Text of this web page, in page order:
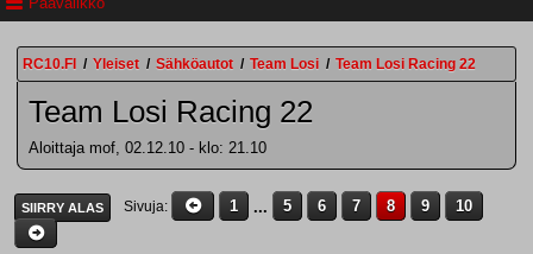
RC10.FI / Yleiset / Sähköautot / Team Losi / Team Losi Racing 22
Team Losi Racing 22
Aloittaja mof, 02.12.10 - klo: 21.10
SIIRRY ALAS Sivuja 1 ... 5 6 7 8 9 10